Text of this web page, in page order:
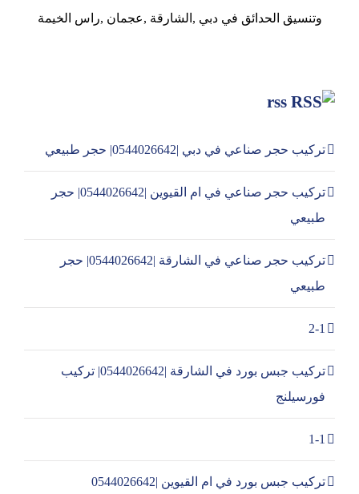
وتنسيق الحدائق في دبي ,الشارقة ,عجمان ,راس الخيمة
rss
تركيب حجر صناعي في دبي |0544026642| حجر طبيعي
تركيب حجر صناعي في ام القيوين |0544026642| حجر
طبيعي
تركيب حجر صناعي في الشارقة |0544026642| حجر
طبيعي
2-1
تركيب جبس بورد في الشارقة |0544026642| تركيب
فورسيلنج
1-1
تركيب جبس بورد في ام القيوين |0544026642